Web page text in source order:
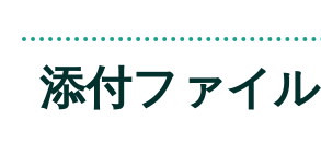
添付ファイル